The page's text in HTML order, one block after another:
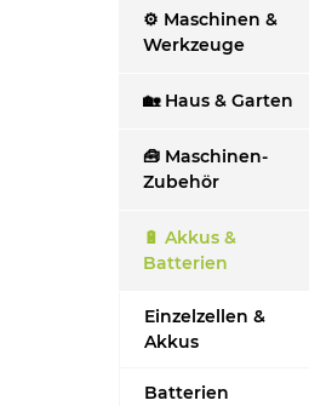
⚙️ Maschinen &
Werkzeuge
🏡 Haus & Garten
🧰 Maschinen-
Zubehör
🔋 Akkus &
Batterien
Einzelzellen &
Akkus
Batterien